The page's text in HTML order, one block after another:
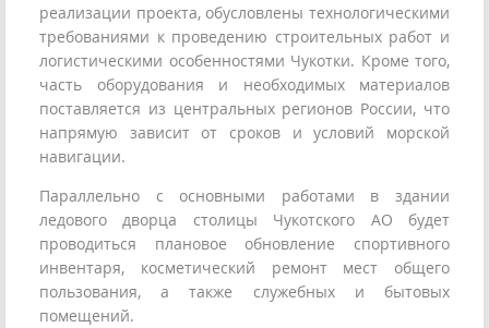
реализации проекта, обусловлены технологическими
требованиями к проведению строительных работ и
логистическими особенностями Чукотки. Кроме того,
часть оборудования и необходимых материалов
поставляется из центральных регионов России, что
напрямую зависит от сроков и условий морской
навигации.
Параллельно с основными работами в здании
ледового дворца столицы Чукотского АО будет
проводиться плановое обновление спортивного
инвентаря, косметический ремонт мест общего
пользования, а также служебных и бытовых
помещений.